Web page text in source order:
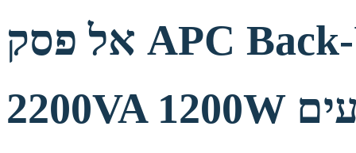
אל פסק APC Back-UPS BX2200MI